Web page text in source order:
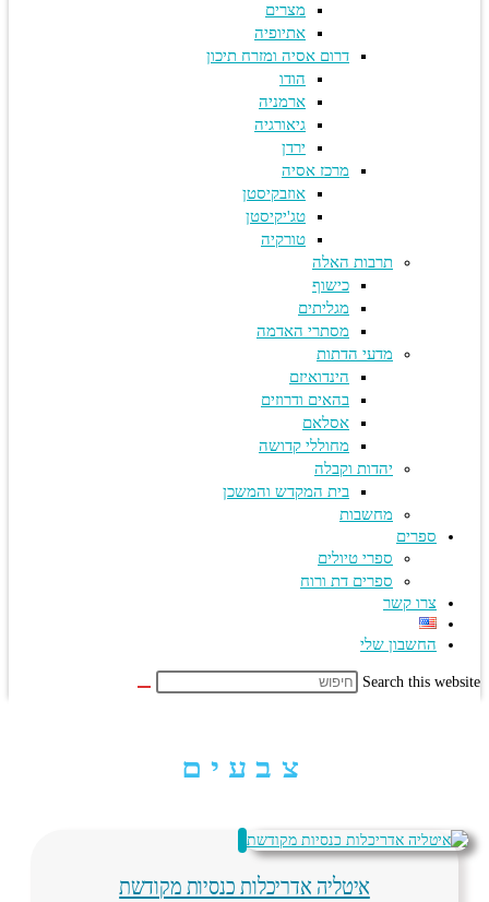
מצרים
אתיופיה
דרום אסיה ומזרח תיכון
הודו
ארמניה
גיאורגיה
ירדן
מרכז אסיה
אוזבקיסטן
טג'יקיסטן
טורקיה
תרבות האלה
כישוף
מגליתים
מסתרי האדמה
מדעי הדתות
הינדואיזם
בהאים ודרוזים
אסלאם
מחוללי קדושה
יהדות וקבלה
בית המקדש והמשכן
מחשבות
ספרים
ספרי טיולים
ספרים דת ורוח
צרו קשר
החשבון שלי
Search this
צבעים
איטליה אדריכלות כנסיות מקודשת